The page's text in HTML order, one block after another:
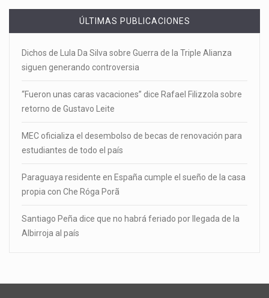
ÚLTIMAS PUBLICACIONES
Dichos de Lula Da Silva sobre Guerra de la Triple Alianza
siguen generando controversia
“Fueron unas caras vacaciones” dice Rafael Filizzola sobre
retorno de Gustavo Leite
MEC oficializa el desembolso de becas de renovación para
estudiantes de todo el país
Paraguaya residente en España cumple el sueño de la casa
propia con Che Róga Porã
Santiago Peña dice que no habrá feriado por llegada de la
Albirroja al país